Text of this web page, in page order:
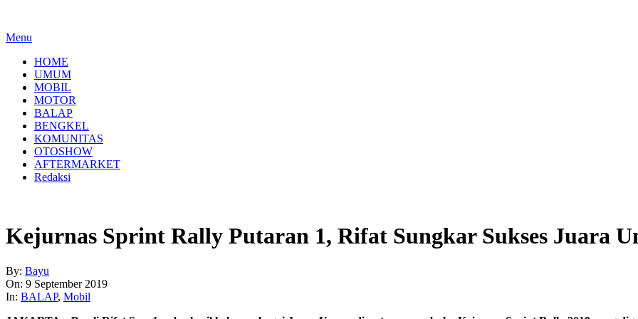
Menu
HOME
UMUM
MOBIL
MOTOR
BALAP
BENGKEL
KOMUNITAS
OTOSHOW
AFTERMARKET
Redaksi
Kejurnas Sprint Rally Putaran 1, Rifat Sungkar Sukses Juara
By: Bayu
On: 9 September 2019
In: BALAP, Mobil